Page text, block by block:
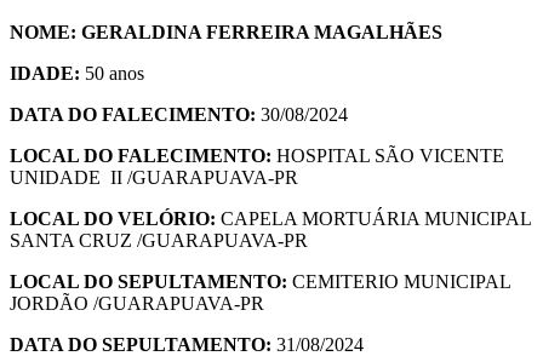
NOME: GERALDINA FERREIRA MAGALHÃES
IDADE: 50 anos
DATA DO FALECIMENTO: 30/08/2024
LOCAL DO FALECIMENTO: HOSPITAL SÃO VICENTE
UNIDADE II /GUARAPUAVA-PR
LOCAL DO VELÓRIO: CAPELA MORTUÁRIA MUNICIPAL
SANTA CRUZ /GUARAPUAVA-PR
LOCAL DO SEPULTAMENTO: CEMITERIO MUNICIPAL
JORDÃO /GUARAPUAVA-PR
DATA DO SEPULTAMENTO: 31/08/2024